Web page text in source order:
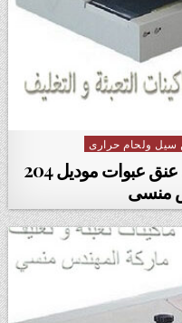
سيل ولحام حرارى
ماكينة تلحم آغطية المنيوم علي عنق عبوات موديل 204
منسى